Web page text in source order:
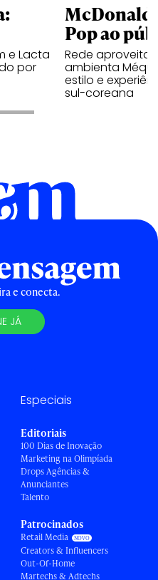
e Lacta
por
Pop ao
Rede aproveita
ambienta Méqui
estilo e
sul-coreana
e conecta.
JÁ
Especiais
Editoriais
100 Dias de Inovação
Marketing na Olimpíada
Drops Agências &
Anunciantes
Talento
Patrocinados
Retail Media
Creators & Influencers
Out-Of-Home
Martechs & Adtechs